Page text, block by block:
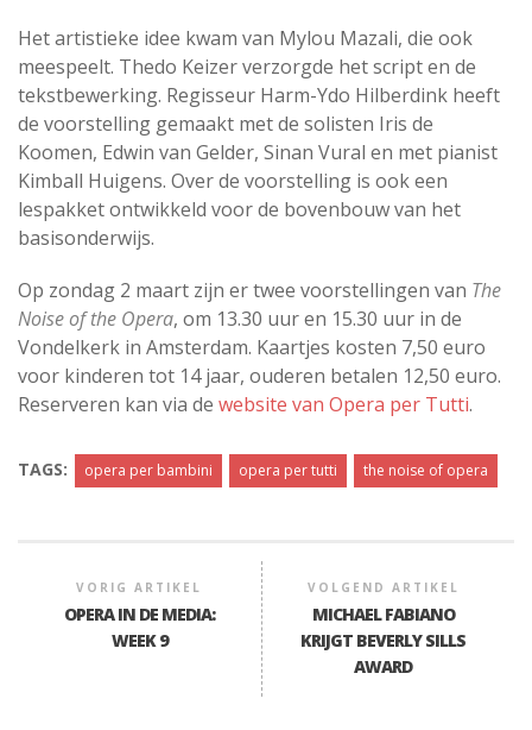
Het artistieke idee kwam van Mylou Mazali, die ook
meespeelt. Thedo Keizer verzorgde het script en de
tekstbewerking. Regisseur Harm-Ydo Hilberdink heeft
de voorstelling gemaakt met de solisten Iris de
Koomen, Edwin van Gelder, Sinan Vural en met pianist
Kimball Huigens. Over de voorstelling is ook een
lespakket ontwikkeld voor de bovenbouw van het
basisonderwijs.
Op zondag 2 maart zijn er twee voorstellingen van The
Noise of the Opera, om 13.30 uur en 15.30 uur in de
Vondelkerk in Amsterdam. Kaartjes kosten 7,50 euro
voor kinderen tot 14 jaar, ouderen betalen 12,50 euro.
Reserveren kan via de website van Opera per Tutti.
TAGS: opera per bambini opera per tutti the noise of opera
VORIG ARTIKEL
OPERA IN DE MEDIA:
WEEK 9
VOLGEND ARTIKEL
MICHAEL FABIANO
KRIJGT BEVERLY SILLS
AWARD